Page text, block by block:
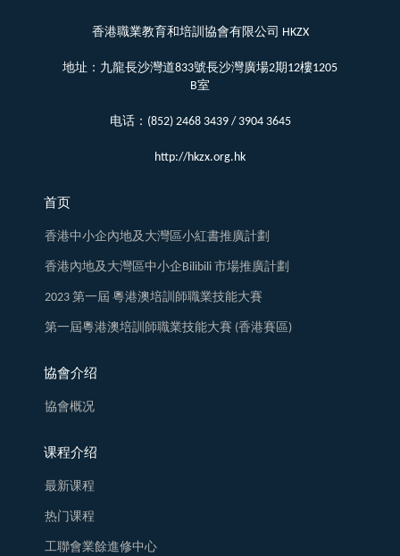
香港職業教育和培訓協會有限公司 HKZX
地址：九龍長沙灣道833號長沙灣廣場2期12樓1205
B室
电话：(852) 2468 3439 / 3904 3645
http://hkzx.org.hk
首页
香港中小企內地及大灣區小紅書推廣計劃
香港內地及大灣區中小企Bilibili 市場推廣計劃
2023 第一屆 粵港澳培訓師職業技能大賽
第一屆粵港澳培訓師職業技能大賽 (香港賽區)
協會介绍
協會概况
课程介绍
最新课程
热门课程
工聯會業餘進修中心